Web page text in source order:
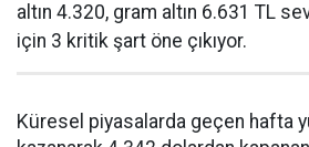
altın 4.320, gram altın 6.631 TL
için 3 kritik şart öne çıkıyor.
Küresel piyasalarda geçen hafta